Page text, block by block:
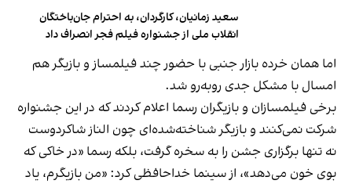
سعید زمانیان، کارگردان، به احترام جان‌باختگان
انقلاب ملی از جشنواره فیلم فجر انصراف داد
اما همان خرده بازار جنبی با حضور چند فیلمساز و بازیگر هم
امسال با مشکل جدی روبه‌رو شد.
برخی فیلمسازان و بازیگران رسما اعلام کردند که در این جشنواره
شرکت نمی‌کنند و بازیگر شناخته‌شده‌ای چون الناز شاکردوست
نه تنها برگزاری جشن را به سخره گرفت، بلکه رسما «در خاکی که
بوی خون می‌دهد»، از سینما خداحافظی کرد: «من بازیگرم، یاد